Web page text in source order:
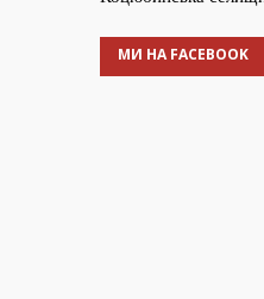
МИ НА FACEBOOK